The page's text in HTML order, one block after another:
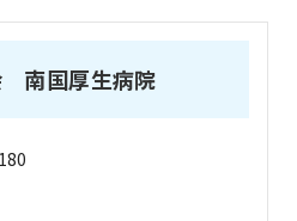
南国厚生病院